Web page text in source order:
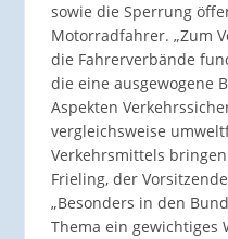
sowie die Sperrung
Motorradfahrer. „Zum
die Fahrerverbände
die eine ausgewogene
Aspekten
vergleichsweise
Verkehrsmittels bringen
Frieling, der
„Besonders in den
Thema ein gewichtiges